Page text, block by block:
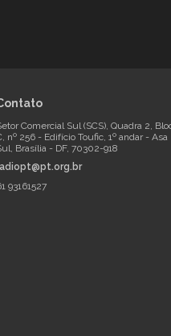
Comercial Sul (SCS), Quadra 2,
nº 256 - Edifício Toufic, 1º andar - Asa
Brasília - DF, 70302-918
93161527